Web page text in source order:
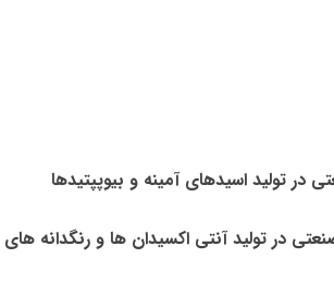
در تولید اسیدهای آمینه و بیوپپتیدها
در تولید آنتی اکسیدان ها و رنگدانه